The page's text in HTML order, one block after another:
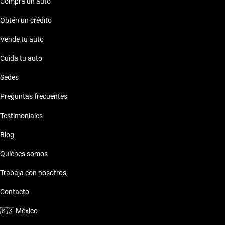
Obtén un crédito
Vende tu auto
Cuida tu auto
Sedes
Preguntas frecuentes
Testimoniales
Blog
Quiénes somos
Trabaja con nosotros
Contacto
🇲🇽 México